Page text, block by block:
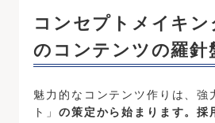
コンセプトメイキン
のコンテンツの羅針
魅力的なコンテンツ作りは、強
ト」の策定から始まります。採